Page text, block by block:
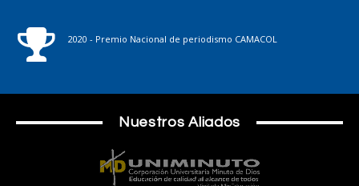
2020 - Premio Nacional de periodismo CAMACOL
Nuestros Aliados